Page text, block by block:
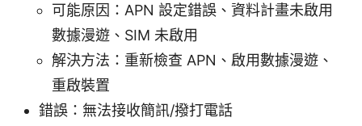
可能原因：APN 設定錯誤、資料計畫未啟用
數據漫遊、SIM 未啟用
解決方法：重新檢查 APN、啟用數據漫遊、
重啟裝置
錯誤：無法接收簡訊/撥打電話